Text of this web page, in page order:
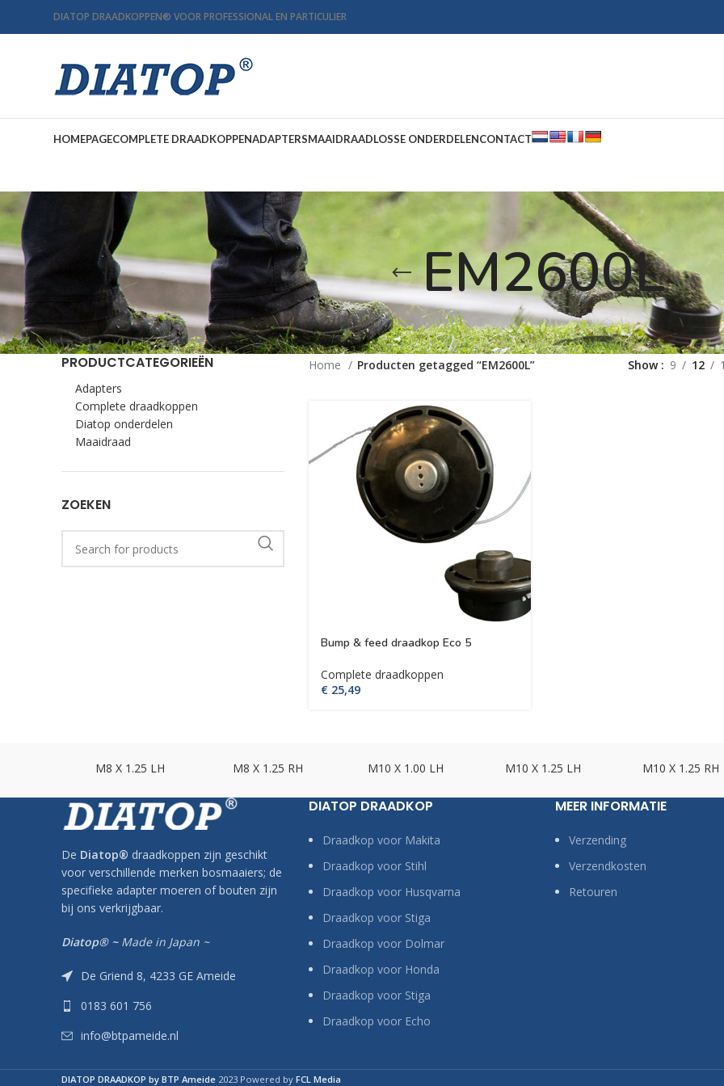
DIATOP DRAADKOPPEN® VOOR PROFESSIONAL EN PARTICULIER
HOMEPAGECOMPLETE DRAADKOPPENADAPTERSMAAIDRAADLOSSE ONDERDELENCONTACT
EM2600L
PRODUCTCATEGORIEËN
Adapters
Complete draadkoppen
Diatop onderdelen
Maaidraad
ZOEKEN
Home Producten getagged “EM2600L” Show 9 12
Bump & feed draadkop Eco 5
Complete draadkoppen
€
M8 X 1.25 LH M8 X 1.25 RH M10 X 1.00 LH M10 X 1.25 LH M10 X 1.25 RH
De Diatop® draadkoppen zijn geschikt
voor verschillende merken bosmaaiers; de
specifieke adapter moeren of bouten zijn
bij ons verkrijgbaar.
Diatop® ~ Made in Japan ~
De Griend 8, 4233 GE Ameide
0183 601 756
info@btpameide.nl
DIATOP DRAADKOP
Draadkop voor Makita
Draadkop voor Stihl
Draadkop voor Husqvarna
Draadkop voor Stiga
Draadkop voor Dolmar
Draadkop voor Honda
Draadkop voor Stiga
Draadkop voor Echo
MEER INFORMATIE
Verzending
Verzendkosten
Retouren
DIATOP DRAADKOP by BTP Ameide 2023 Powered by FCL Media